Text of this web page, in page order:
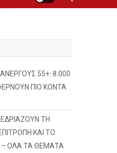
55+: 8.000
ΠΙΟ ΚΟΝΤΑ
ΤΗ
ΚΑΙ ΤΟ
– ΟΛΑ ΤΑ ΘΕΜΑΤΑ